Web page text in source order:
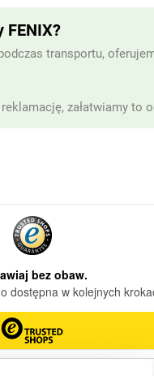
FENIX?
transportu,
załatwiamy to